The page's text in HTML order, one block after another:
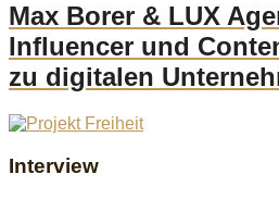
Max Borer & LUX
Influencer und
zu digitalen
Interview